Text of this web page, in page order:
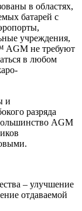
в областях,
батарей с
учреждения,
AGM не требуют
в любом
и
разряда
AGM
– улучшение
отдаваемой